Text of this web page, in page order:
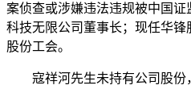
案侦查或涉嫌违法违规被中国
科技无限公司董事长；现任华
股份工会。
寇祥河先生未持有公司股份